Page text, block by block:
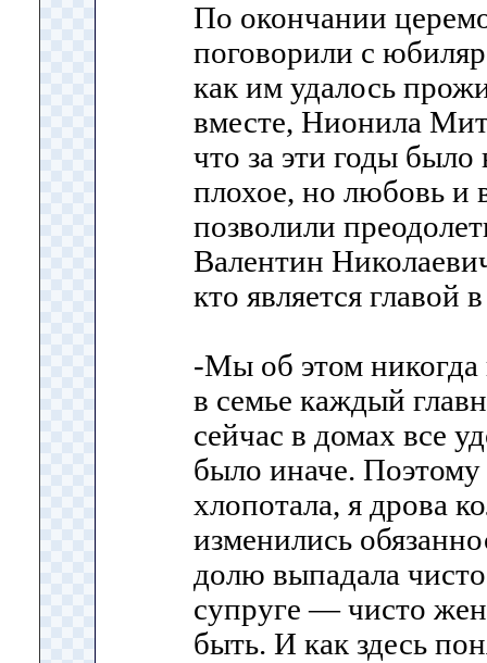
По окончании
поговорили с
как им удалось
вместе, Нионила
что за эти годы
плохое, но любовь и
позволили
Валентин
кто является главой
-Мы об этом никогда
в семье каждый
сейчас в домах все
было иначе. Поэтому
хлопотала, я дрова
изменились
долю выпадала
супруге — чисто
быть. И как здесь